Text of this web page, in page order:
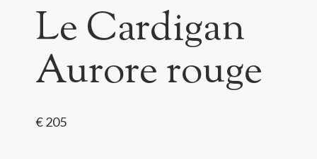
Le Cardigan
Aurore rouge
€205